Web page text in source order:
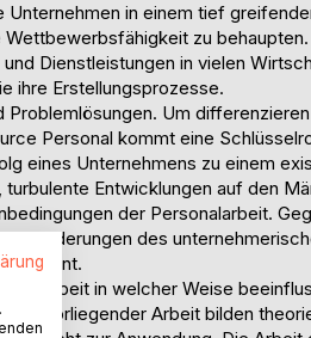
in einem tief
zu
Dienstleistungen in vielen
ihre Erstellungsprozesse.
Um
Personal kommt eine
eines Unternehmens zu einem
Entwicklungen auf den
der Personalarbeit.
des
in welcher Weise
vorliegender Arbeit bilden